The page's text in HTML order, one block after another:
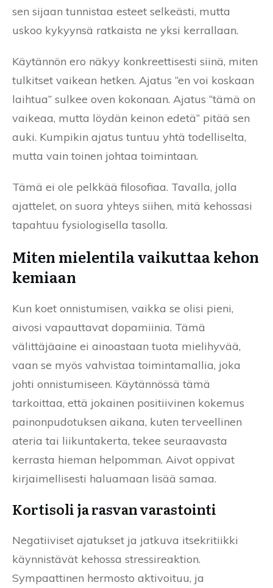
sen sijaan tunnistaa esteet selkeästi, mutta
uskoo kykyynsä ratkaista ne yksi kerrallaan.
Käytännön ero näkyy konkreettisesti siinä, miten
tulkitset vaikean hetken. Ajatus “en voi koskaan
laihtua” sulkee oven kokonaan. Ajatus “tämä on
vaikeaa, mutta löydän keinon edetä” pitää sen
auki. Kumpikin ajatus tuntuu yhtä todelliselta,
mutta vain toinen johtaa toimintaan.
Tämä ei ole pelkkää filosofiaa. Tavalla, jolla
ajattelet, on suora yhteys siihen, mitä kehossasi
tapahtuu fysiologisella tasolla.
Miten mielentila vaikuttaa kehon
kemiaan
Kun koet onnistumisen, vaikka se olisi pieni,
aivosi vapauttavat dopamiinia. Tämä
välittäjäaine ei ainoastaan tuota mielihyvää,
vaan se myös vahvistaa toimintamallia, joka
johti onnistumiseen. Käytännössä tämä
tarkoittaa, että jokainen positiivinen kokemus
painonpudotuksen aikana, kuten terveellinen
ateria tai liikuntakerta, tekee seuraavasta
kerrasta hieman helpomman. Aivot oppivat
kirjaimellisesti haluamaan lisää samaa.
Kortisoli ja rasvan varastointi
Negatiiviset ajatukset ja jatkuva itsekritiikki
käynnistävät kehossa stressireaktion.
Sympaattinen hermosto aktivoituu, ja